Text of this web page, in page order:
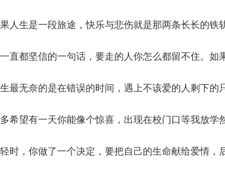
人生是一段旅途，快乐与悲伤就是那两条长长的铁
直都坚信的一句话，要走的人你怎么都留不住。如
最无奈的是在错误的时间，遇上不该爱的人剩下的
希望有一天你能像个惊喜，出现在校门口等我放学
时，你做了一个决定，要把自己的生命献给爱情，